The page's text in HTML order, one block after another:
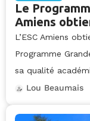
Le
Amiens
L’ESC Amiens
Programme
sa qualité
Lou Beaumais